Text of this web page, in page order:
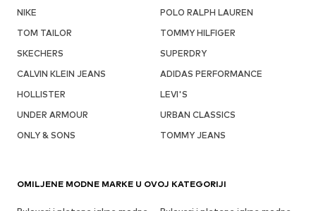
NIKE
POLO RALPH LAUREN
TOM TAILOR
TOMMY HILFIGER
SKECHERS
SUPERDRY
CALVIN KLEIN JEANS
ADIDAS PERFORMANCE
HOLLISTER
LEVI'S
UNDER ARMOUR
URBAN CLASSICS
ONLY & SONS
TOMMY JEANS
OMILJENE MODNE MARKE U OVOJ KATEGORIJI